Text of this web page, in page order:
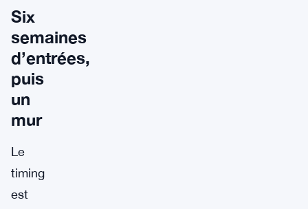
Six
semaines
d’entrées,
puis
un
mur
Le
timing
est